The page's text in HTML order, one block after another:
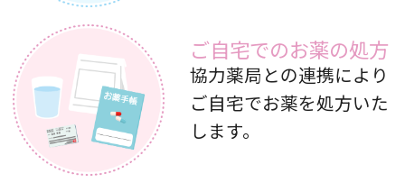
コロナワクチンの予約につきまして
豊島区の個別接種医療機関へのファイザーワ
クチンの供給量が7月から大幅に削減されるこ
ととなりました。
そのため、新たな予約を一時停止させていた
だきます。
できる限りのワクチン確保に向け、努力して
ご自宅でのお薬の処方
協力薬局との連携により
ご自宅でお薬を処方いた
します。